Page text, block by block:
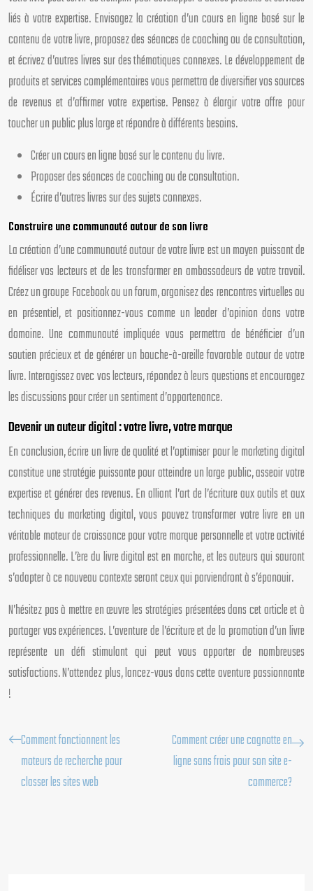
liés à votre expertise. Envisagez la création d’un cours en ligne basé sur le
contenu de votre livre, proposez des séances de coaching ou de consultation,
et écrivez d’autres livres sur des thématiques connexes. Le développement de
produits et services complémentaires vous permettra de diversifier vos sources
de revenus et d’affirmer votre expertise. Pensez à élargir votre offre pour
toucher un public plus large et répondre à différents besoins.
Créer un cours en ligne basé sur le contenu du livre.
Proposer des séances de coaching ou de consultation.
Écrire d’autres livres sur des sujets connexes.
Construire une communauté autour de son livre
La création d’une communauté autour de votre livre est un moyen puissant de
fidéliser vos lecteurs et de les transformer en ambassadeurs de votre travail.
Créez un groupe Facebook ou un forum, organisez des rencontres virtuelles ou
en présentiel, et positionnez-vous comme un leader d’opinion dans votre
domaine. Une communauté impliquée vous permettra de bénéficier d’un
soutien précieux et de générer un bouche-à-oreille favorable autour de votre
livre. Interagissez avec vos lecteurs, répondez à leurs questions et encouragez
les discussions pour créer un sentiment d’appartenance.
Devenir un auteur digital : votre livre, votre marque
En conclusion, écrire un livre de qualité et l’optimiser pour le marketing digital
constitue une stratégie puissante pour atteindre un large public, asseoir votre
expertise et générer des revenus. En alliant l’art de l’écriture aux outils et aux
techniques du marketing digital, vous pouvez transformer votre livre en un
véritable moteur de croissance pour votre marque personnelle et votre activité
professionnelle. L’ère du livre digital est en marche, et les auteurs qui sauront
s’adapter à ce nouveau contexte seront ceux qui parviendront à s’épanouir.
N’hésitez pas à mettre en œuvre les stratégies présentées dans cet article et à
partager vos expériences. L’aventure de l’écriture et de la promotion d’un livre
représente un défi stimulant qui peut vous apporter de nombreuses
satisfactions. N’attendez plus, lancez-vous dans cette aventure passionnante
!
Comment fonctionnent les
moteurs de recherche pour
classer les sites web
Comment créer une cagnotte en
ligne sans frais pour son site e-
commerce?